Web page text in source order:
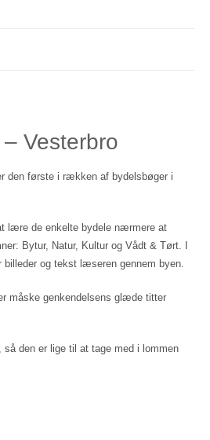
Vesterbro
den første i rækken af bydelsbøger i
lære de enkelte bydele nærmere at
Bytur, Natur, Kultur og Vådt & Tørt. I
billeder og tekst læseren gennem byen.
måske genkendelsens glæde titter
så den er lige til at tage med i lommen